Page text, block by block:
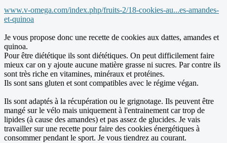
www.v-omega.com/index.php/fruits-2/18-cookies-au...es-amandes-
et-quinoa
Je vous propose donc une recette de cookies aux dattes, amandes et
quinoa.
Pour être diététique ils sont diététiques. On peut difficilement faire
mieux car on y ajoute aucune matière grasse ni sucres. Par contre ils
sont très riche en vitamines, minéraux et protéines.
Ils sont sans gluten et sont compatibles avec le régime végan.
Ils sont adaptés à la récupération ou le grignotage. Ils peuvent être
mangé sur le vélo mais uniquement à l'entrainement car trop de
lipides (à cause des amandes) et pas assez de glucides. Je vais
travailler sur une recette pour faire des cookies énergétiques à
consommer pendant le sport. Je vous tiendrez au courant.